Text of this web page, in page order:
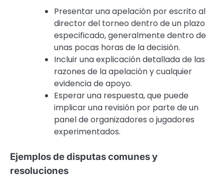
Presentar una apelación por escrito al
director del torneo dentro de un plazo
especificado, generalmente dentro de
unas pocas horas de la decisión.
Incluir una explicación detallada de las
razones de la apelación y cualquier
evidencia de apoyo.
Esperar una respuesta, que puede
implicar una revisión por parte de un
panel de organizadores o jugadores
experimentados.
Ejemplos de disputas comunes y
resoluciones